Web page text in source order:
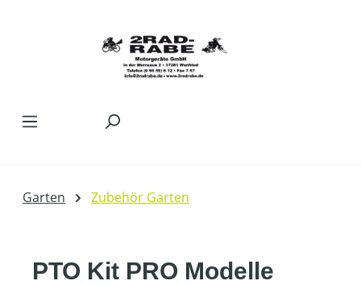
Garten Zubehör Garten
PTO Kit PRO Modelle